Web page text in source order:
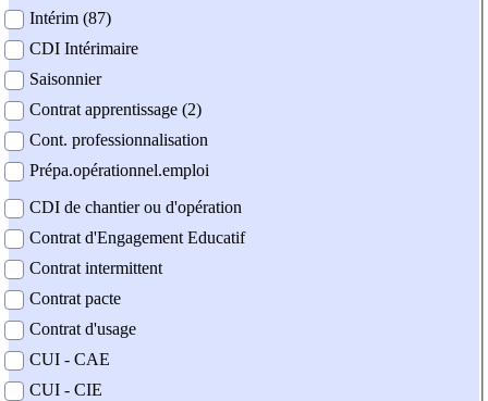
Intérim (87)
CDI Intérimaire
Saisonnier
Contrat apprentissage (2)
Cont. professionnalisation
Prépa.opérationnel.emploi
CDI de chantier ou d'opération
Contrat d'Engagement Educatif
Contrat intermittent
Contrat pacte
Contrat d'usage
CUI - CAE
CUI - CIE